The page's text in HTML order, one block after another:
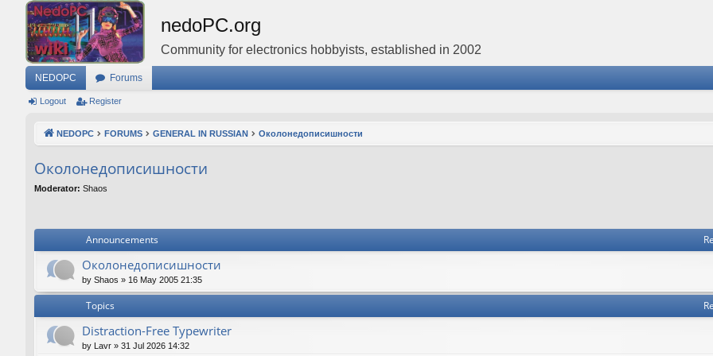
nedoPC.org
Community for electronics hobbyists, established in 2002
NEDOPC Forums
Logout Register
NEDOPC FORUMS GENERAL IN RUSSIAN Околонедописишности
Околонедописишности
Moderator: Shaos
Announcements
Околонедописишности
by Shaos » 16 May 2005 21:35
Topics
Distraction-Free Typewriter
by Lavr » 31 Jul 2026 14:32